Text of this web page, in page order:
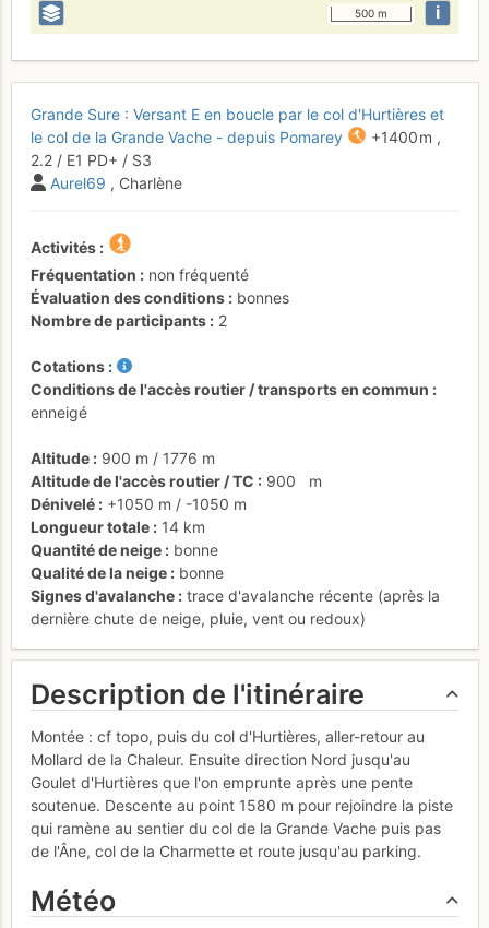
500 m i
Grande Sure : Versant E en boucle par le col d'Hurtières et
le col de la Grande Vache - depuis Pomarey
+1400 m ,
2.2 / E1 PD+ / S3
Aurel69 , Charlène
Activités
Fréquentation
non fréquenté
Évaluation des conditions
bonnes
Nombre de participants
2
Cotations
Conditions de l'accès routier / transports en commun
enneigé
Altitude 900 m / 1776 m
Altitude de l'accès routier / TC
900
m
Dénivelé
+1050 m / -1050 m
Longueur totale
14 km
Quantité de neige
bonne
Qualité de la neige
bonne
Signes d'avalanche
trace d'avalanche récente (après la
dernière chute de neige, pluie, vent ou redoux)
Description de l'itinéraire
Montée : cf topo, puis du col d'Hurtières, aller-retour au
Mollard de la Chaleur. Ensuite direction Nord jusqu'au
Goulet d'Hurtières que l'on emprunte après une pente
soutenue. Descente au point 1580 m pour rejoindre la piste
qui ramène au sentier du col de la Grande Vache puis pas
de l'Âne, col de la Charmette et route jusqu'au parking.
Météo